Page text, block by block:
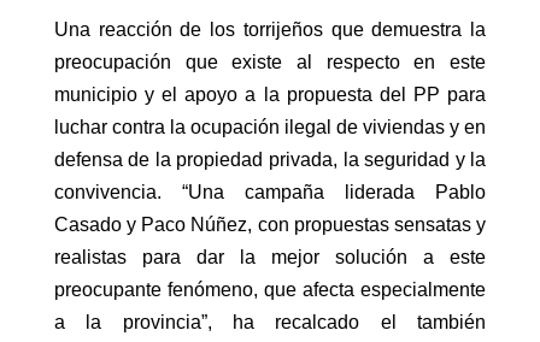
Una reacción de los torrijeños que demuestra la
preocupación que existe al respecto en este
municipio y el apoyo a la propuesta del PP para
luchar contra la ocupación ilegal de viviendas y en
defensa de la propiedad privada, la seguridad y la
convivencia. “Una campaña liderada Pablo
Casado y Paco Núñez, con propuestas sensatas y
realistas para dar la mejor solución a este
preocupante fenómeno, que afecta especialmente
a la provincia”, ha recalcado el también